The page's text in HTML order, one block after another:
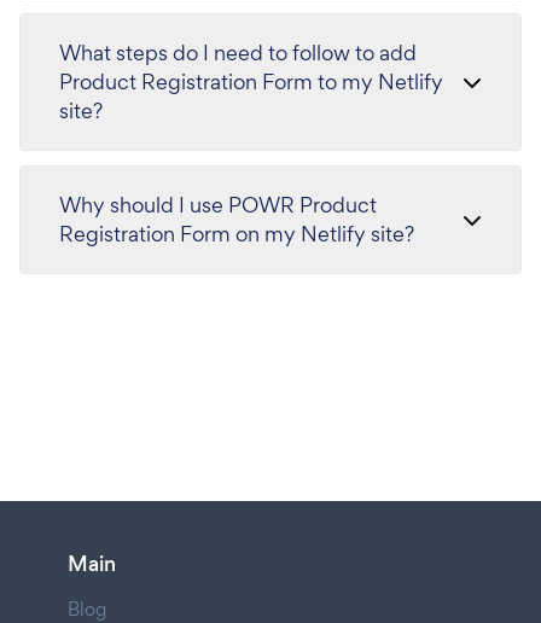
What steps do I need to follow to add
Product Registration Form to my Netlify
site?
Why should I use POWR Product
Registration Form on my Netlify site?
Main
Blog